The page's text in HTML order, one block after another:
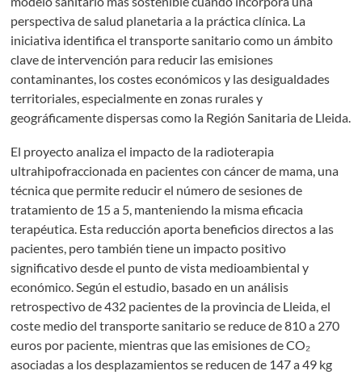
perspectiva de salud planetaria a la práctica clínica. La
iniciativa identifica el transporte sanitario como un ámbito
clave de intervención para reducir las emisiones
contaminantes, los costes económicos y las desigualdades
territoriales, especialmente en zonas rurales y
geográficamente dispersas como la Región Sanitaria de Lleida.
El proyecto analiza el impacto de la radioterapia
ultrahipofraccionada en pacientes con cáncer de mama, una
técnica que permite reducir el número de sesiones de
tratamiento de 15 a 5, manteniendo la misma eficacia
terapéutica. Esta reducción aporta beneficios directos a las
pacientes, pero también tiene un impacto positivo
significativo desde el punto de vista medioambiental y
económico. Según el estudio, basado en un análisis
retrospectivo de 432 pacientes de la provincia de Lleida, el
coste medio del transporte sanitario se reduce de 810 a 270
euros por paciente, mientras que las emisiones de CO₂
asociadas a los desplazamientos se reducen de 147 a 49 kg